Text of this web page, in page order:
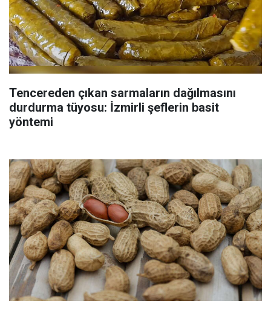
Tencereden çıkan sarmaların dağılmasını
durdurma tüyosu: İzmirli şeflerin basit
yöntemi